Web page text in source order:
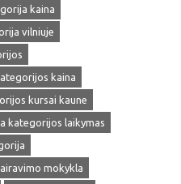
kaina
vilniuje
kaina
kursai kaune
a kategorijos laikymas
mokykla